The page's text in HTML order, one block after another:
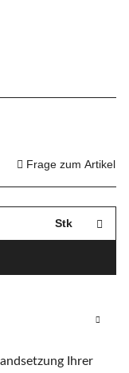
Frage zum Artikel
Stk
Ihrer